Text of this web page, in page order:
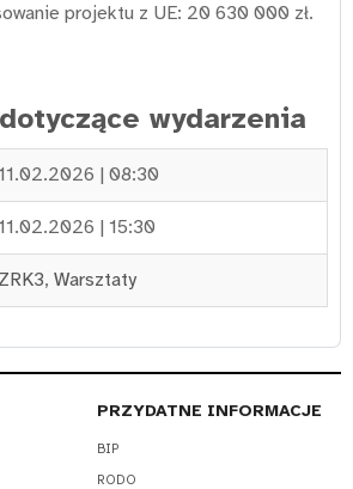
projektu z UE: 20 630 000 zł.
wydarzenia
11.02.2026 | 08:30
| 15:30
ZRK3, Warsztaty
PRZYDATNE INFORMACJE
BIP
RODO